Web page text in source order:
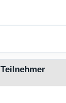
Teilnehmer